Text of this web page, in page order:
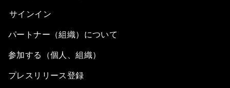
サインイン
パートナー（組織）について
参加する（個人、組織）
プレスリリース登録